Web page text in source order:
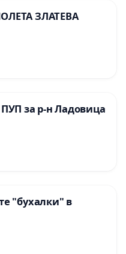
ЗЛАТЕВА
за р-н Ладовица
"бухалки" в